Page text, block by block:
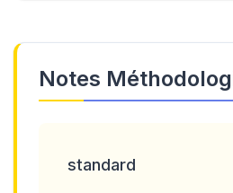
Notes
standard